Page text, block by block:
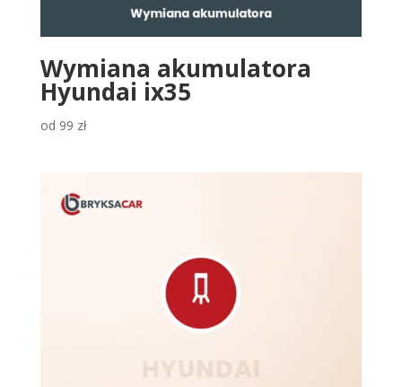
Wymiana akumulatora
Hyundai ix35
od 99 zł